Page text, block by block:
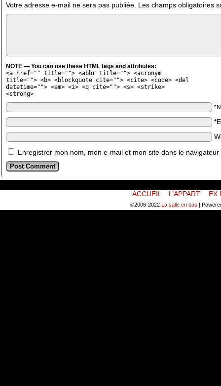
Votre adresse e-mail ne sera pas publiée. Les champs obligatoires
NOTE — You can use these HTML tags and attributes:
<a href="" title=""> <abbr title=""> <acronym
title=""> <b> <blockquote cite=""> <cite> <code> <del
datetime=""> <em> <i> <q cite=""> <s> <strike>
<strong>
Enregistrer mon nom, mon e-mail et mon site dans le
ACCUEIL L’APPART’ EX
©2006-2022 La salle en bas |